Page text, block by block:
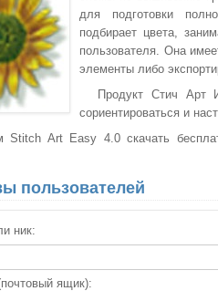
для подготовки
подбирает цвета,
пользователя. Она
элементы либо
Продукт Стич Арт
сориентироваться и
Stitch Art Easy 4.0 скачать
пользователей
ник:
ящик):